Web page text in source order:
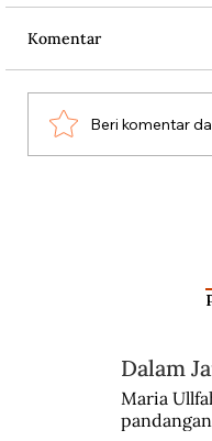
Aksi Koboi
Komentar
Beri komentar
Dalam
Maria